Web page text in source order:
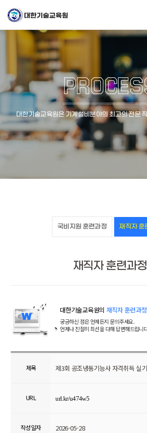
대한기술교육원은 기계설비분야의 최고의 전문
국비지원 훈련과정 재직자 훈
재직자 훈련과정
대한기술교육원의 재직자 훈련과
궁금하신 점은 언제든지 문의주세요.
언제나 친절히 최선을 다해 답변해드립니
제목 제3회 공조냉동기능사 자격취득 실
URL url.kr/u474w5
작성일자 2026-05-28